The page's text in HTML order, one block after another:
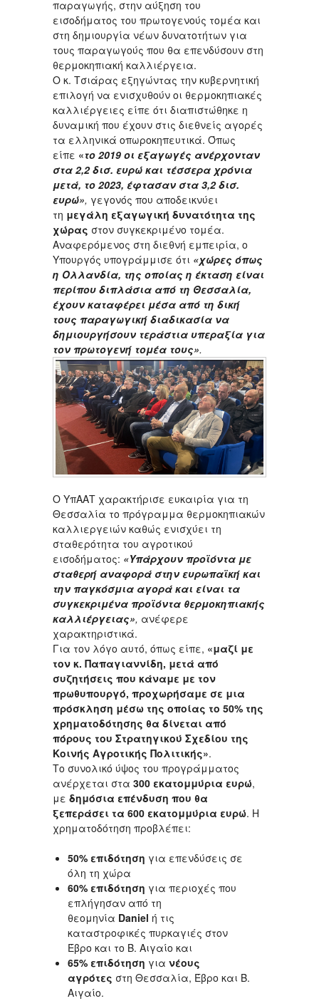
παραγωγής, στην αύξηση του
εισοδήματος του πρωτογενούς τομέα και
στη δημιουργία νέων δυνατοτήτων για
τους παραγωγούς που θα επενδύσουν στη
θερμοκηπιακή καλλιέργεια.
Ο κ. Τσιάρας εξηγώντας την κυβερνητική
επιλογή να ενισχυθούν οι θερμοκηπιακές
καλλιέργειες είπε ότι διαπιστώθηκε η
δυναμική που έχουν στις διεθνείς αγορές
τα ελληνικά οπωροκηπευτικά. Όπως
είπε «το 2019 οι εξαγωγές ανέρχονταν
στα 2,2 δισ. ευρώ και τέσσερα χρόνια
μετά, το 2023, έφτασαν στα 3,2 δισ.
ευρώ», γεγονός που αποδεικνύει
τη μεγάλη εξαγωγική δυνατότητα της
χώρας στον συγκεκριμένο τομέα.
Αναφερόμενος στη διεθνή εμπειρία, ο
Υπουργός υπογράμμισε ότι «χώρες όπως
η Ολλανδία, της οποίας η έκταση είναι
περίπου διπλάσια από τη Θεσσαλία,
έχουν καταφέρει μέσα από τη δική
τους παραγωγική διαδικασία να
δημιουργήσουν τεράστια υπεραξία για
τον πρωτογενή τομέα τους».
Ο ΥπΑΑΤ χαρακτήρισε ευκαιρία για τη
Θεσσαλία το πρόγραμμα θερμοκηπιακών
καλλιεργειών καθώς ενισχύει τη
σταθερότητα του αγροτικού
εισοδήματος: «Υπάρχουν προϊόντα με
σταθερή αναφορά στην ευρωπαϊκή και
την παγκόσμια αγορά και είναι τα
συγκεκριμένα προϊόντα θερμοκηπιακής
καλλιέργειας», ανέφερε
χαρακτηριστικά.
Για τον λόγο αυτό, όπως είπε, «μαζί με
τον κ. Παπαγιαννίδη, μετά από
συζητήσεις που κάναμε με τον
πρωθυπουργό, προχωρήσαμε σε μια
πρόσκληση μέσω της οποίας το 50% της
χρηματοδότησης θα δίνεται από
πόρους του Στρατηγικού Σχεδίου της
Κοινής Αγροτικής Πολιτικής».
Το συνολικό ύψος του προγράμματος
ανέρχεται στα 300 εκατομμύρια ευρώ,
με δημόσια επένδυση που θα
ξεπεράσει τα 600 εκατομμύρια ευρώ. Η
χρηματοδότηση προβλέπει:
50% επιδότηση για επενδύσεις σε
όλη τη χώρα
60% επιδότηση για περιοχές που
επλήγησαν από τη
θεομηνία Daniel ή τις
καταστροφικές πυρκαγιές στον
Έβρο και το Β. Αιγαίο και
65% επιδότηση για νέους
αγρότες στη Θεσσαλία, Έβρο και Β.
Αιγαίο.